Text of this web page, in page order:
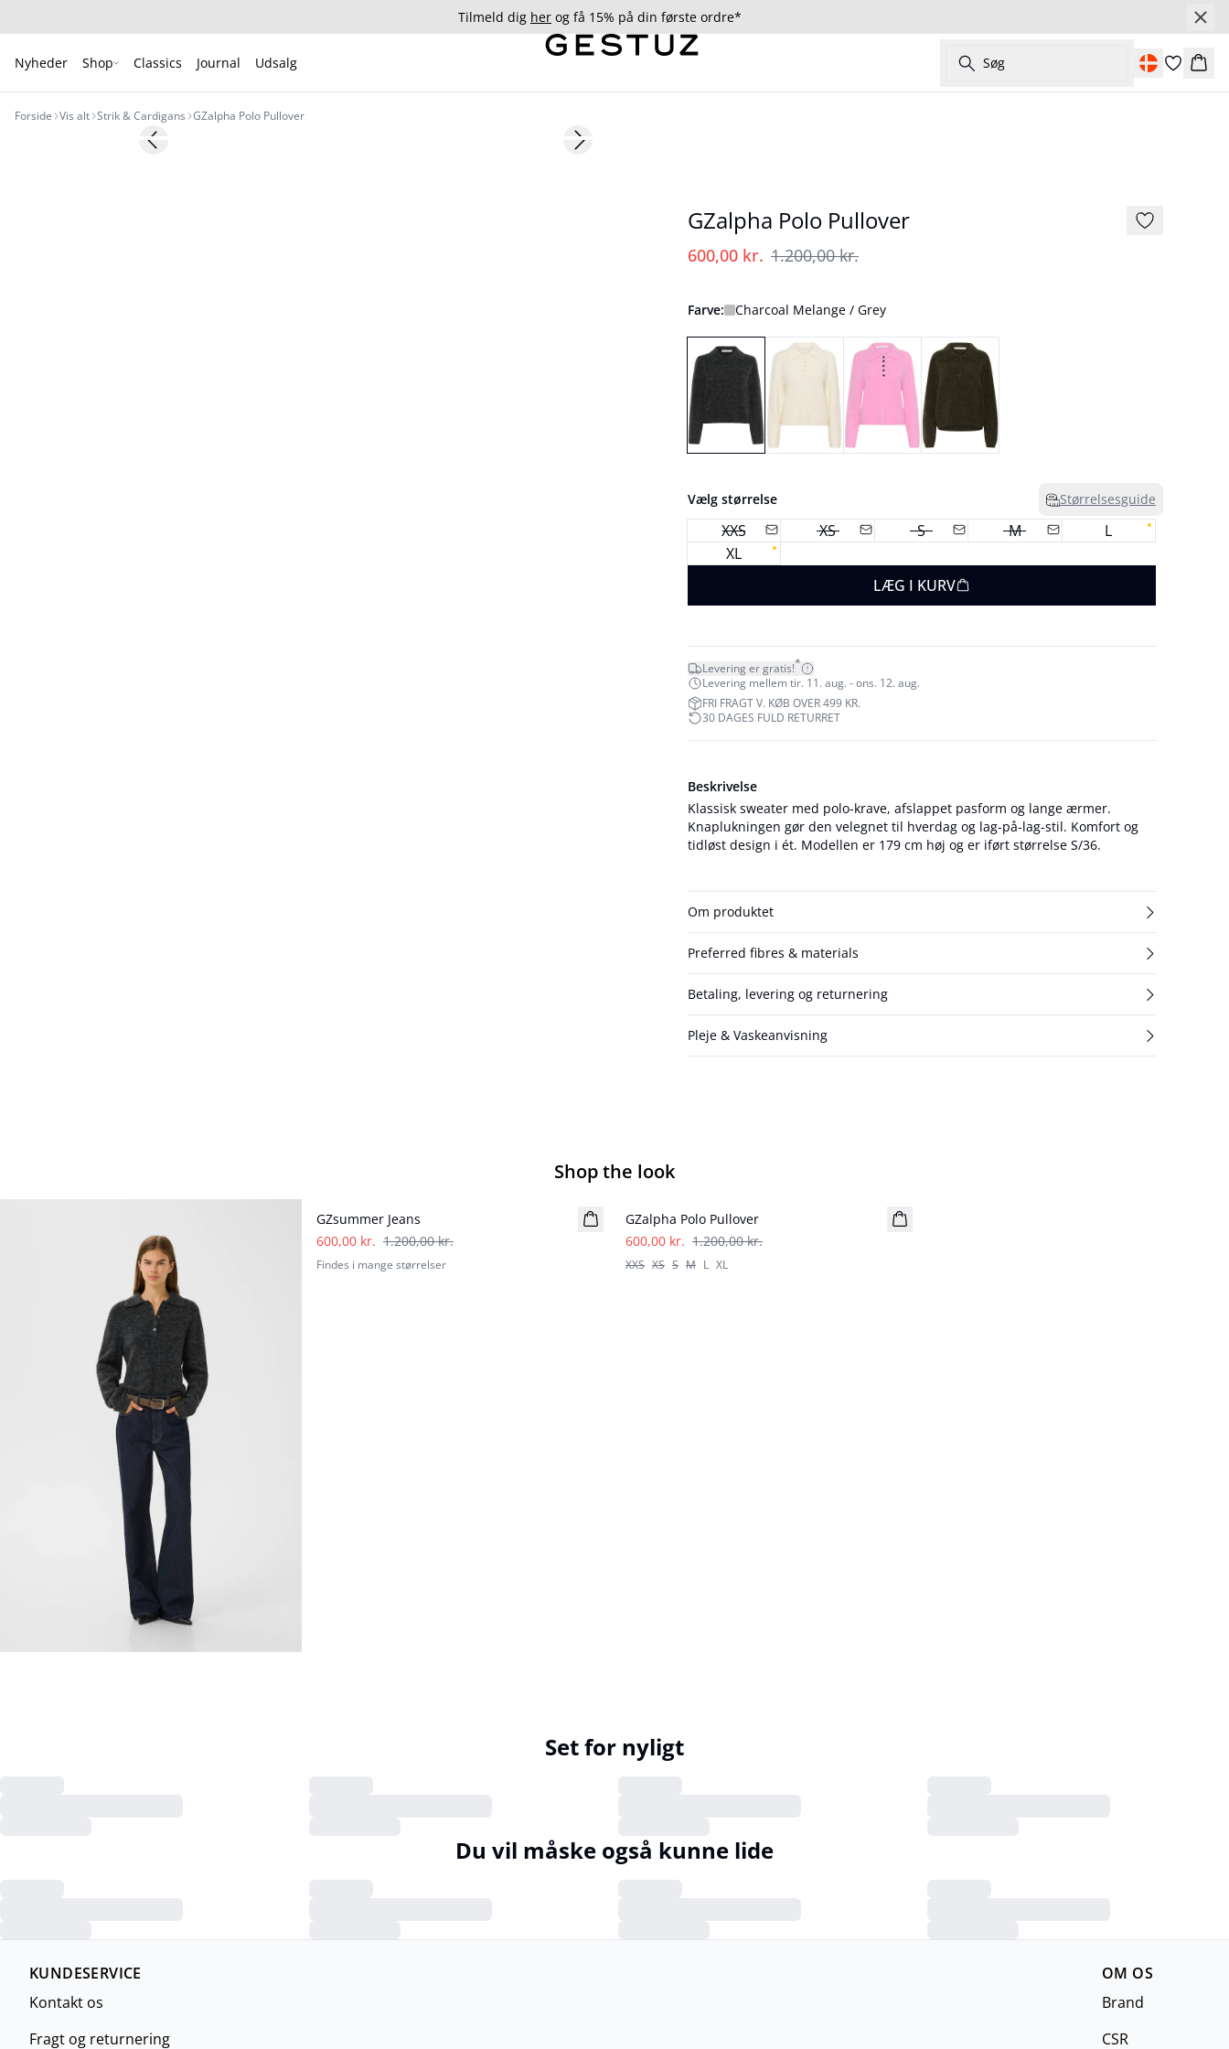
Tilmeld dig her og få 15% på din første ordre*
Nyheder Shop Classics Journal Udsalg Søg Kurv
Forside Vis alt Strik & Cardigans GZalpha Polo Pullover
- 50%Previous slide Next slide
GZalpha Polo Pullover
600,00 kr. 1.200,00 kr.
Farve: Charcoal Melange / Grey
Vælg størrelse Størrelsesguide
XXS XS S M
L
XL
LÆG I KURV
Levering er gratis!*
Levering mellem tir. 11. aug. - ons. 12. aug.
FRI FRAGT V. KØB OVER 499 KR.
30 DAGES FULD RETURRET
Beskrivelse
Klassisk sweater med polo-krave, afslappet pasform og lange ærmer.
Knaplukningen gør den velegnet til hverdag og lag-på-lag-stil. Komfort og
tidløst design i ét. Modellen er 179 cm høj og er iført størrelse S/36.
Om produktet
Preferred fibres & materials
Betaling, levering og returnering
Pleje & Vaskeanvisning
Shop the look
GZsummer Jeans
600,00 kr. 1.200,00 kr.
Findes i mange størrelser
- 50%
GZalpha Polo Pullover
600,00 kr. 1.200,00 kr.
XXS XS S M L XL
Set for nyligt
Du vil måske også kunne lide
KUNDESERVICE
Kontakt os
Fragt og returnering
OM OS
Brand
CSR